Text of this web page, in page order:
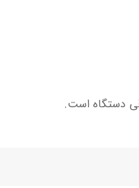
دستگاه است.